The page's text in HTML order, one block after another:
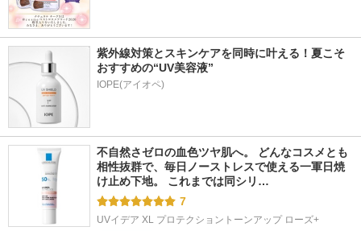
紫外線対策とスキンケアを同時に叶える！夏こそ
おすすめの“UV美容液”
IOPE(アイオペ)
不自然さゼロの血色ツヤ肌へ。 どんなコスメとも
相性抜群で、毎日ノーストレスで使える一軍日焼
け止め下地。 これまでは同シリ…
7
UVイデア XL プロテクショントーンアップ ローズ+